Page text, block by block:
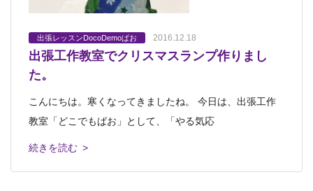
出張レッスンDocoDemoぱお 2016.12.18
出張工作教室でクリスマスランプ作りまし
た。
こんにちは。寒くなってきましたね。 今日は、出張工作
教室「どこでもぱお」として、「やる気応
続きを読む >